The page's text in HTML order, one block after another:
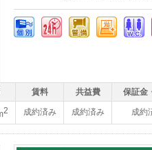
賃料 共益費 保証金
2 成約済み 成約済み 成約